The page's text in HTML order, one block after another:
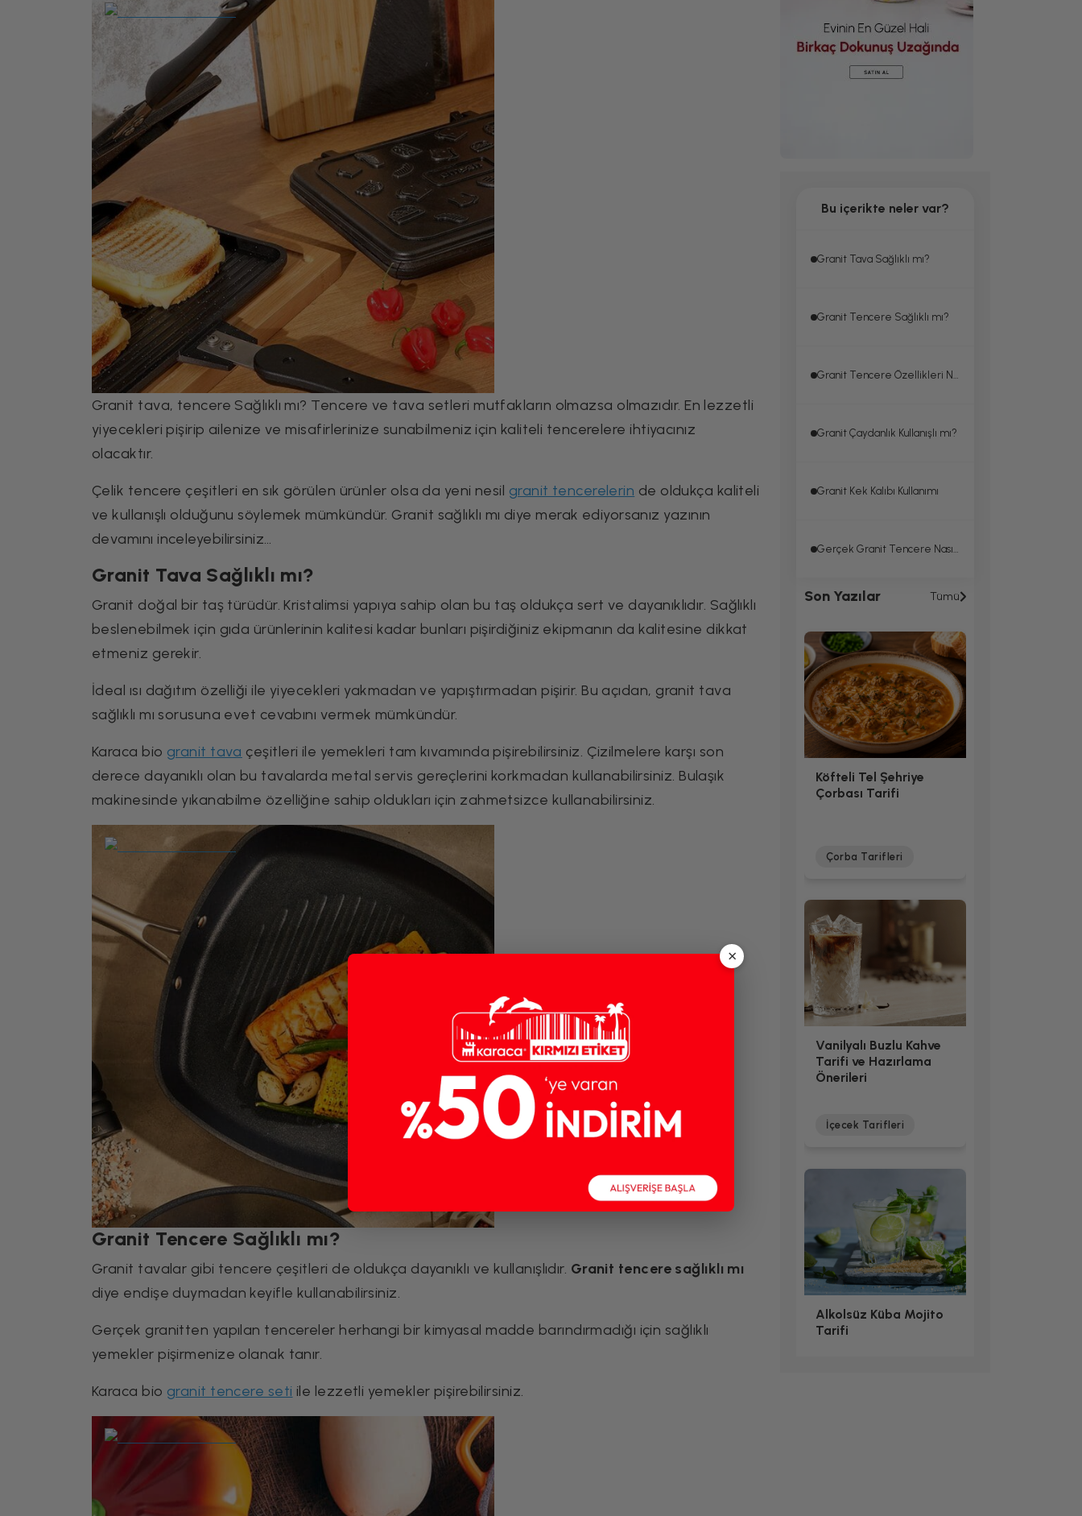
Granit tava, tencere Sağlıklı mı? Tencere ve tava setleri mutfakların olmazsa olmazıdır. En lezzetli
yiyecekleri pişirip ailenize ve misafirlerinize sunabilmeniz için kaliteli tencerelere ihtiyacınız
olacaktır.
Çelik tencere çeşitleri en sık görülen ürünler olsa da yeni nesil granit tencerelerin de oldukça kaliteli
ve kullanışlı olduğunu söylemek mümkündür. Granit sağlıklı mı diye merak ediyorsanız yazının
devamını inceleyebilirsiniz…
Granit Tava Sağlıklı mı?
Granit doğal bir taş türüdür. Kristalimsi yapıya sahip olan bu taş oldukça sert ve dayanıklıdır. Sağlıklı
beslenebilmek için gıda ürünlerinin kalitesi kadar bunları pişirdiğiniz ekipmanın da kalitesine dikkat
etmeniz gerekir.
İdeal ısı dağıtım özelliği ile yiyecekleri yakmadan ve yapıştırmadan pişirir. Bu açıdan, granit tava
sağlıklı mı sorusuna evet cevabını vermek mümkündür.
Karaca bio granit tava çeşitleri ile yemekleri tam kıvamında pişirebilirsiniz. Çizilmelere karşı son
derece dayanıklı olan bu tavalarda metal servis gereçlerini korkmadan kullanabilirsiniz. Bulaşık
makinesinde yıkanabilme özelliğine sahip oldukları için zahmetsizce kullanabilirsiniz.
Granit Tencere Sağlıklı mı?
Granit tavalar gibi tencere çeşitleri de oldukça dayanıklı ve kullanışlıdır. Granit tencere sağlıklı mı
diye endişe duymadan keyifle kullanabilirsiniz.
Gerçek granitten yapılan tencereler herhangi bir kimyasal madde barındırmadığı için sağlıklı
yemekler pişirmenize olanak tanır.
Karaca bio granit tencere seti ile lezzetli yemekler pişirebilirsiniz.
Bu içerikte neler var?
Granit Tava Sağlıklı mı?
Granit Tencere Sağlıklı mı?
Granit Tencere Özellikleri Nelerdir?
Granit Çaydanlık Kullanışlı mı?
Granit Kek Kalıbı Kullanımı
Gerçek Granit Tencere Nasıl Anlaşılır?
Son Yazılar Tümü
Köfteli Tel Şehriye
Çorbası Tarifi
Çorba Tarifleri
Vanilyalı Buzlu Kahve
Tarifi ve Hazırlama
Önerileri
İçecek Tarifleri
Alkolsüz Küba Mojito
Tarifi
×